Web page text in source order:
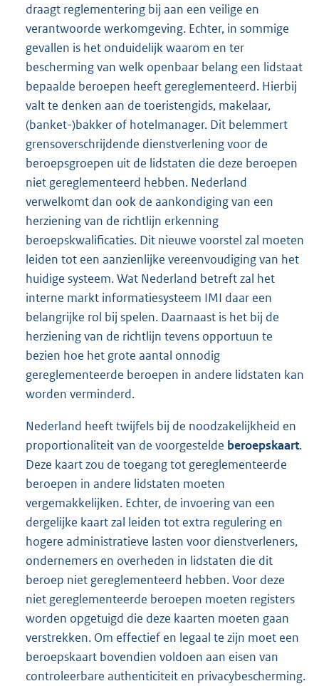
draagt reglementering bij aan een veilige en
verantwoorde werkomgeving. Echter, in sommige
gevallen is het onduidelijk waarom en ter
bescherming van welk openbaar belang een lidstaat
bepaalde beroepen heeft gereglementeerd. Hierbij
valt te denken aan de toeristengids, makelaar,
(banket-)bakker of hotelmanager. Dit belemmert
grensoverschrijdende dienstverlening voor de
beroepsgroepen uit de lidstaten die deze beroepen
niet gereglementeerd hebben. Nederland
verwelkomt dan ook de aankondiging van een
herziening van de richtlijn erkenning
beroepskwalificaties. Dit nieuwe voorstel zal moeten
leiden tot een aanzienlijke vereenvoudiging van het
huidige systeem. Wat Nederland betreft zal het
interne markt informatiesysteem IMI daar een
belangrijke rol bij spelen. Daarnaast is het bij de
herziening van de richtlijn tevens opportuun te
bezien hoe het grote aantal onnodig
gereglementeerde beroepen in andere lidstaten kan
worden verminderd.
Nederland heeft twijfels bij de noodzakelijkheid en
proportionaliteit van de voorgestelde beroepskaart.
Deze kaart zou de toegang tot gereglementeerde
beroepen in andere lidstaten moeten
vergemakkelijken. Echter, de invoering van een
dergelijke kaart zal leiden tot extra regulering en
hogere administratieve lasten voor dienstverleners,
ondernemers en overheden in lidstaten die dit
beroep niet gereglementeerd hebben. Voor deze
niet gereglementeerde beroepen moeten registers
worden opgetuigd die deze kaarten moeten gaan
verstrekken. Om effectief en legaal te zijn moet een
beroepskaart bovendien voldoen aan eisen van
controleerbare authenticiteit en privacybescherming.